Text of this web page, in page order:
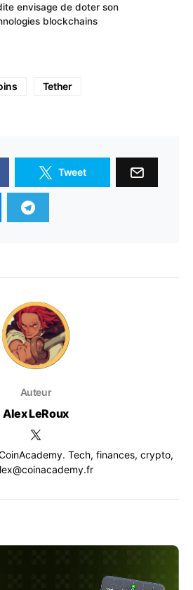
envisage de doter son
blockchains
Tether
Tweet
Auteur
Alex LeRoux
Tech, finances, crypto,